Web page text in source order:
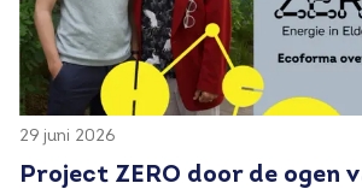
29 juni 2026
Project ZERO door de ogen